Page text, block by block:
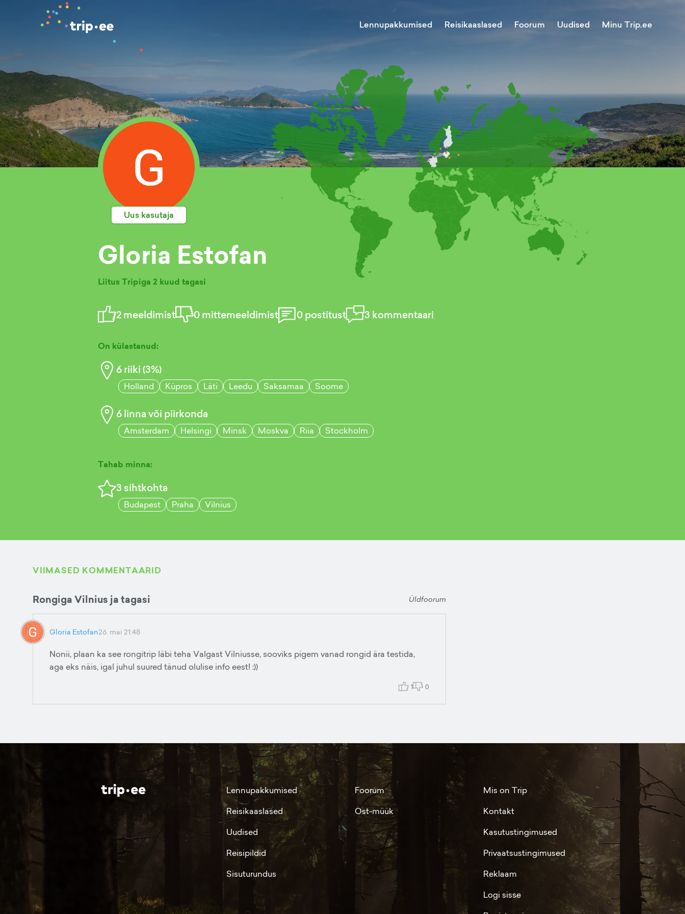
Lennupakkumised Reisikaaslased Foorum Uudised Minu Trip.ee
Uus kasutaja
Gloria Estofan
Liitus Tripiga 2 kuud tagasi
2meeldimist 0mittemeeldimist 0postitust 3 kommentaari
On külastanud:
6riiki (3%)
Holland Küpros Läti Leedu Saksamaa Soome
6linna või piirkonda
Amsterdam Helsingi Minsk Moskva Riia Stockholm
Tahab minna:
3 sihtkohta
Budapest Praha Vilnius
VIIMASED KOMMENTAARID
Rongiga Vilnius ja tagasi Üldfoorum
Gloria Estofan26. mai 21:48
Nonii, plaan ka see rongitrip läbi teha Valgast Vilniusse, sooviks pigem vanad rongid ära testida,
aga eks näis, igal juhul suured tänud olulise info eest! :))
1 0
Lennupakkumised
Reisikaaslased
Uudised
Reisipildid
Sisuturundus
Foorum
Ost-müük
Mis on Trip
Kontakt
Kasutustingimused
Privaatsustingimused
Reklaam
Logi sisse